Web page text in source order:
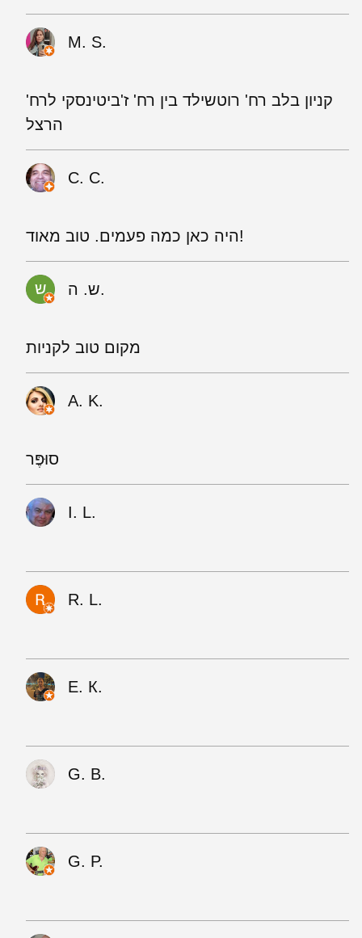
M. S.
קניון בלב רח' רוטשילד בין רח' ז'ביטינסקי לרח'
הרצל
C. C.
היה כאן כמה פעמים. טוב מאוד!
ש. ה.
מקום טוב לקניות
A. K.
סוּפֶּר
I. L.
R. L.
Е. К.
G. B.
G. P.